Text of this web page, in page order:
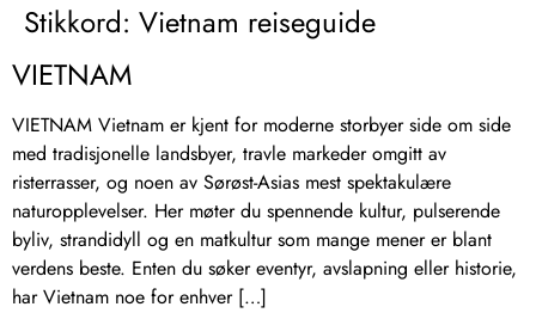
Stikkord: Vietnam reiseguide
VIETNAM
VIETNAM Vietnam er kjent for moderne storbyer side om side
med tradisjonelle landsbyer, travle markeder omgitt av
risterrasser, og noen av Sørøst-Asias mest spektakulære
naturopplevelser. Her møter du spennende kultur, pulserende
byliv, strandidyll og en matkultur som mange mener er blant
verdens beste. Enten du søker eventyr, avslapning eller historie,
har Vietnam noe for enhver […]